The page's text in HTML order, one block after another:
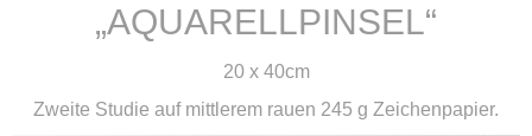
„AQUARELLPINSEL“
20 x 40cm
Zweite Studie auf mittlerem rauen 245 g Zeichenpapier.